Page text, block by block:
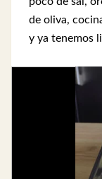
de oliva,
y ya tenemos